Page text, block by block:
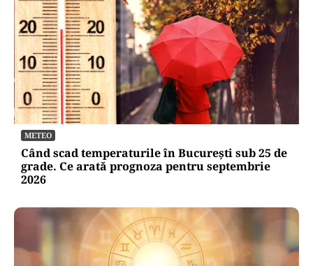
METEO
Când scad temperaturile în București sub 25 de
grade. Ce arată prognoza pentru septembrie
2026